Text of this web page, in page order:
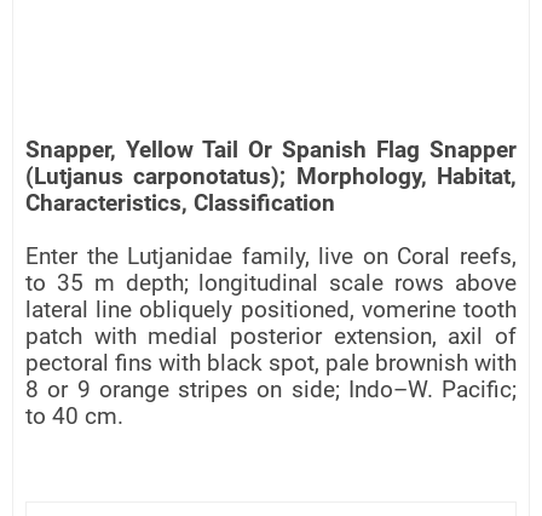
Snapper, Yellow Tail Or Spanish Flag Snapper
(Lutjanus carponotatus); Morphology, Habitat,
Characteristics, Classification
Enter the Lutjanidae family, live on Coral reefs,
to 35 m depth; longitudinal scale rows above
lateral line obliquely positioned, vomerine tooth
patch with medial posterior extension, axil of
pectoral fins with black spot, pale brownish with
8 or 9 orange stripes on side; Indo–W. Pacific;
to 40 cm.